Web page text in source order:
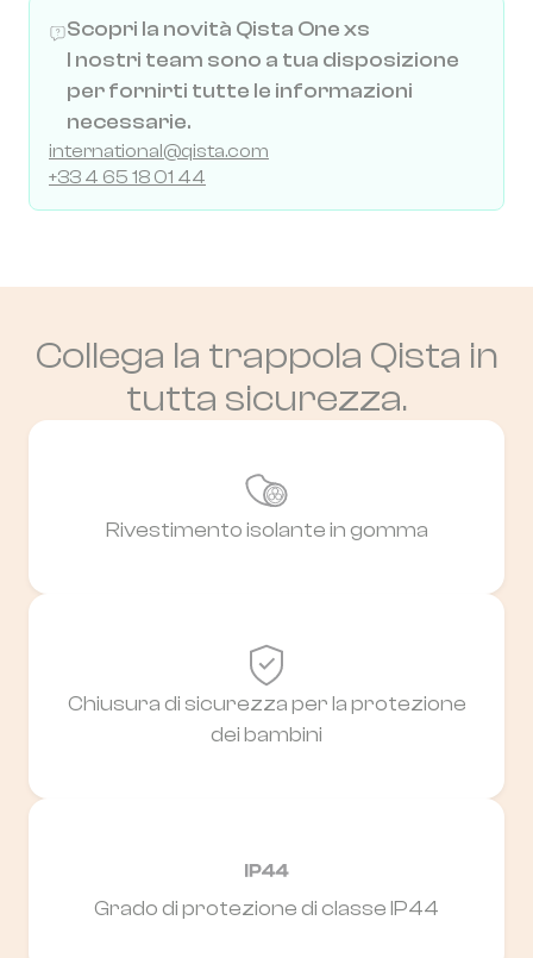
Scopri la novità Qista One xs
I nostri team sono a tua disposizione
per fornirti tutte le informazioni
necessarie.
international@qista.com
+33 4 65 18 01 44
Collega la trappola Qista in
tutta sicurezza.
Rivestimento isolante in gomma
Chiusura di sicurezza per la protezione
dei bambini
Grado di protezione di classe IP44